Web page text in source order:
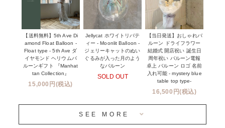
NEW YORK MIND - ニューヨークスタイルバルーン
※コンフェッティバルーン -プリント内容-
実店舗について -大阪 堀江店・名古屋 星ヶ丘店・滋賀 配送
センター店・沖縄 嘉手納基地店-
プリントサービス
前撮り写真バルーン特集
姉妹店＆関連ショップについて
安心のチャビーバルーン
【送料無料】5th Ave Di
amond Float Balloon -
Float type - 5th Ave ダ
イヤモンド ヘリウムバ
ルーンギフト 『Manhat
tan Collection』
15,000円(税込)
Jellycat ホワイトリバテ
ィー - Moonlit Balloon -
ジェリーキャットのぬい
ぐるみが入った月のよう
なバルーン
SOLD OUT
【当日発送】おしゃれバ
ルーン ドライフラワー
結婚式 開店祝い 誕生日
周年祝い バルーン電報
卓上 バルーン ロゴ 名前
入れ可能 - mystery blue
table top type-
16,500円(税込)
SEE MORE